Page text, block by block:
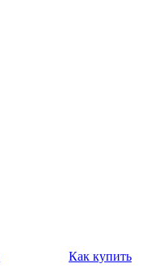
Как купить